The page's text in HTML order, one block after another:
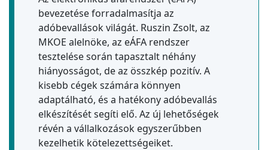
bevezetése forradalmasítja az
adóbevallások világát. Ruszin Zsolt, az
MKOE alelnöke, az eÁFA rendszer
tesztelése során tapasztalt néhány
hiányosságot, de az összkép pozitív. A
kisebb cégek számára könnyen
adaptálható, és a hatékony adóbevallás
elkészítését segíti elő. Az új lehetőségek
révén a vállalkozások egyszerűbben
kezelhetik kötelezettségeiket.